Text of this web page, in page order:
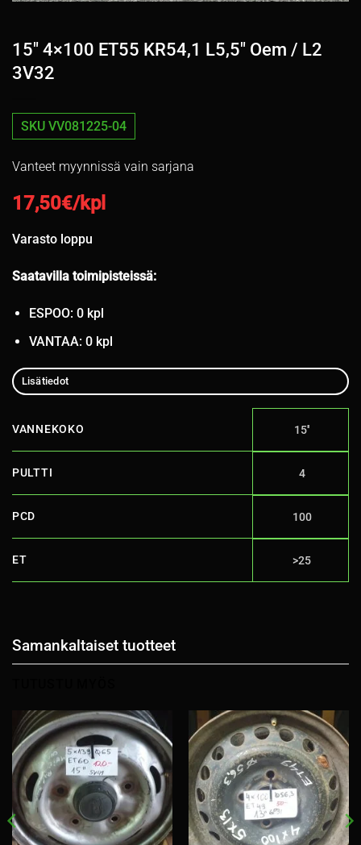
15″ 4×100 ET55 KR54,1 L5,5″ Oem / L2
3V32
SKU VV081225-04
Vanteet myynnissä vain sarjana
17,50€/kpl
Varasto loppu
Saatavilla toimipisteissä:
ESPOO: 0 kpl
VANTAA: 0 kpl
Lisätiedot
VANNEKOKO 15''
PULTTI 4
PCD 100
ET >25
Samankaltaiset tuotteet